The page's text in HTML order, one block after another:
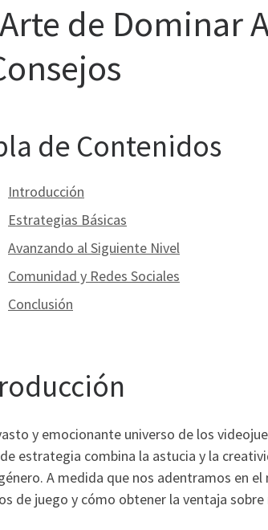
de Dominar
de Contenidos
Introducción
Estrategias Básicas
Avanzando al Siguiente Nivel
Comunidad y Redes Sociales
Conclusión
y emocionante universo de los
estrategia combina la astucia y la
A medida que nos adentramos en
de juego y cómo obtener la ventaja